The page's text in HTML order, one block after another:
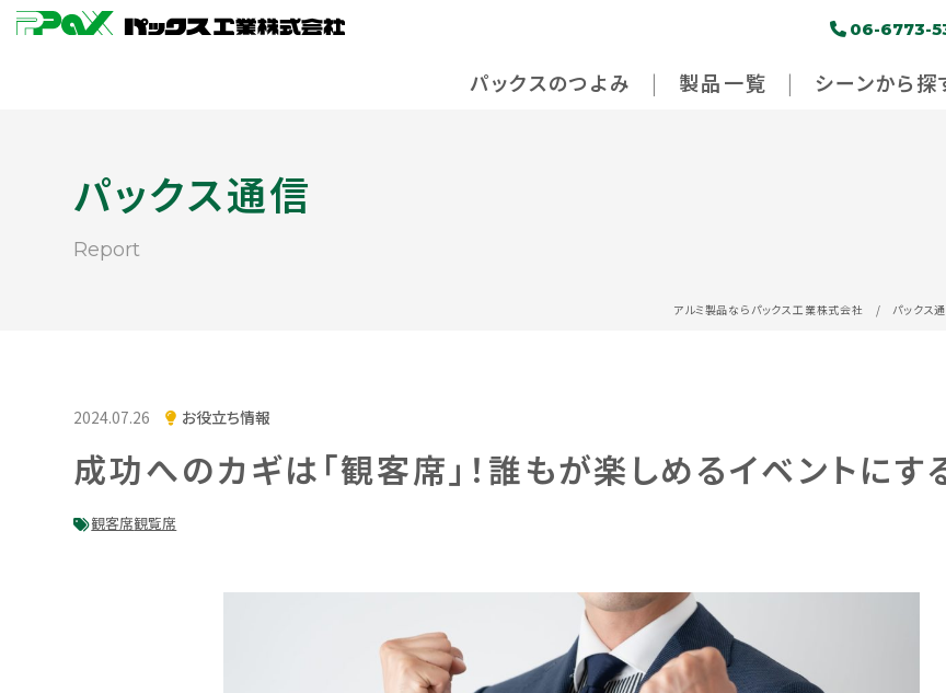
パックスのつよみ 製品一覧 シーンから探
06-6773-
パックス通信
report
アルミ製品ならパックス工業株式会社 /パックス
2024.07.26 お役立ち情報
成功へのカギは「観客席」！誰もが楽しめるイベントにす
観客席観覧席